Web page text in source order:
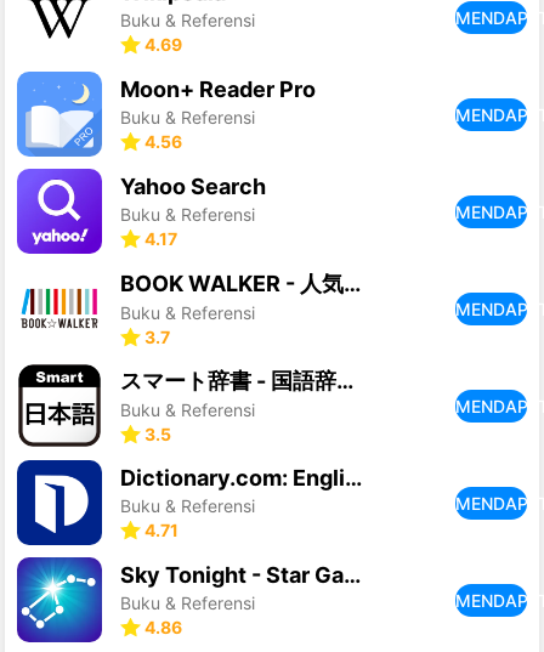
Buku & Referensi
4.69
Moon+ Reader Pro
Buku & Referensi
4.56
Yahoo Search
Buku & Referensi
4.17
BOOK WALKER - 人気の漫画や小説が続々登場
Buku & Referensi
3.7
スマート辞書 - 国語辞典・英和辞典から検索できる辞書アプリ
Buku & Referensi
3.5
Dictionary.com: English Words
Buku & Referensi
4.71
Sky Tonight - Star Gazer Guide
Buku & Referensi
4.86